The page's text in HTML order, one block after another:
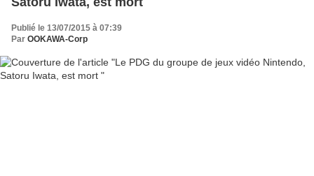
Publié le 13/07/2015 à 07:39
Par OOKAWA-Corp